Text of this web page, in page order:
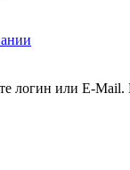
логин или E-Mail.